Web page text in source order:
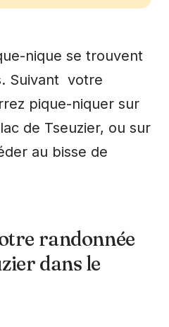
nique se trouvent
Suivant votre
pique-niquer sur
de Tseuzier, ou sur
au bisse de
randonnée
dans le